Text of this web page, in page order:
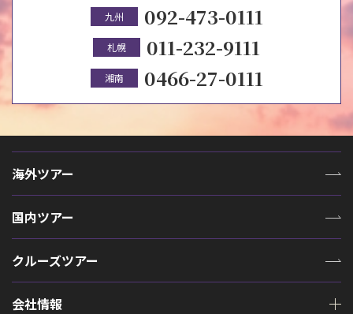
九州 092-473-0111
札幌 011-232-9111
湘南 0466-27-0111
海外ツアー
国内ツアー
クルーズツアー
会社情報